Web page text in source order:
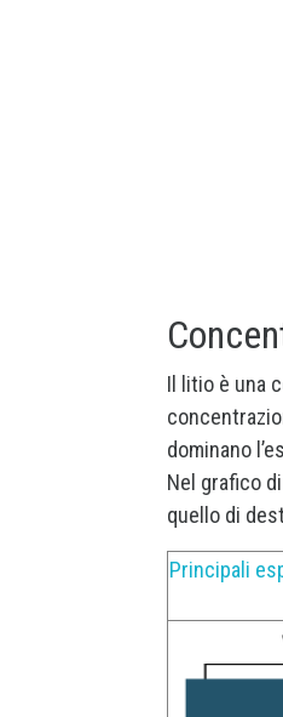
Il litio è una
dominano
Nel grafico
quello di
Principali